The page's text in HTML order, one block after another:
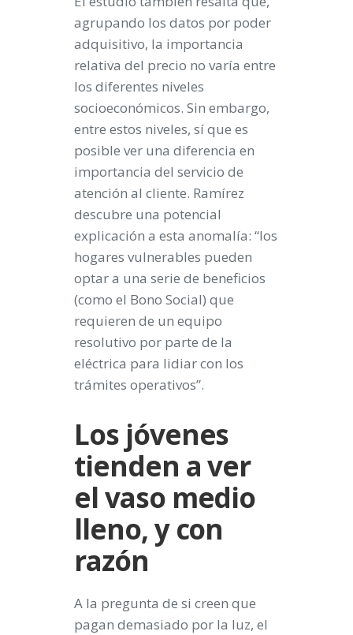
agrupando los datos por poder
adquisitivo, la importancia
relativa del precio no varía entre
los diferentes niveles
socioeconómicos. Sin embargo,
entre estos niveles, sí que es
posible ver una diferencia en
importancia del servicio de
atención al cliente. Ramírez
descubre una potencial
explicación a esta anomalía: “los
hogares vulnerables pueden
optar a una serie de beneficios
(como el Bono Social) que
requieren de un equipo
resolutivo por parte de la
eléctrica para lidiar con los
trámites operativos”.
Los jóvenes
tienden a ver
el vaso medio
lleno, y con
razón
A la pregunta de si creen que
pagan demasiado por la luz, el